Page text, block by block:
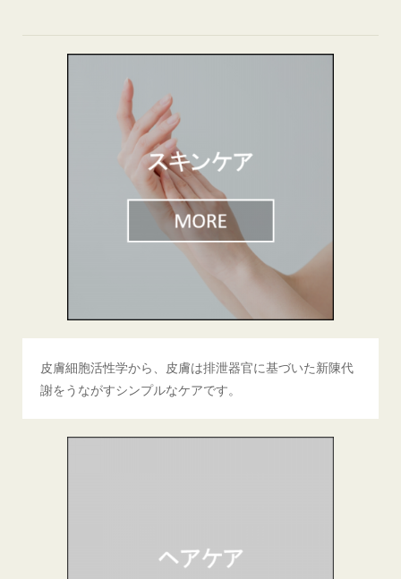
皮膚細胞活性学から、皮膚は排泄器官に基づいた新陳代
謝をうながすシンプルなケアです。